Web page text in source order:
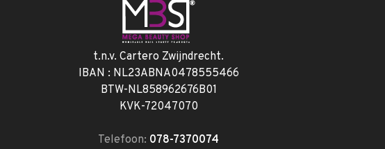
t.n.v. Cartero Zwijndrecht.
IBAN : NL23ABNA0478555466
BTW-NL858962676B01
KVK-72047070
Telefoon: 078-7370074